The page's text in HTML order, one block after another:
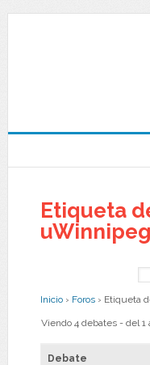
Etiqueta
Inicio › Foros › Etiqueta
Viendo 4 debates - del 1
Debate